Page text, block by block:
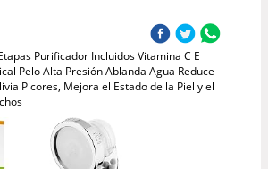
Purificador Incluidos Vitamina C E
Pelo Alta Presión Ablanda Agua Reduce
Picores, Mejora el Estado de la Piel y el